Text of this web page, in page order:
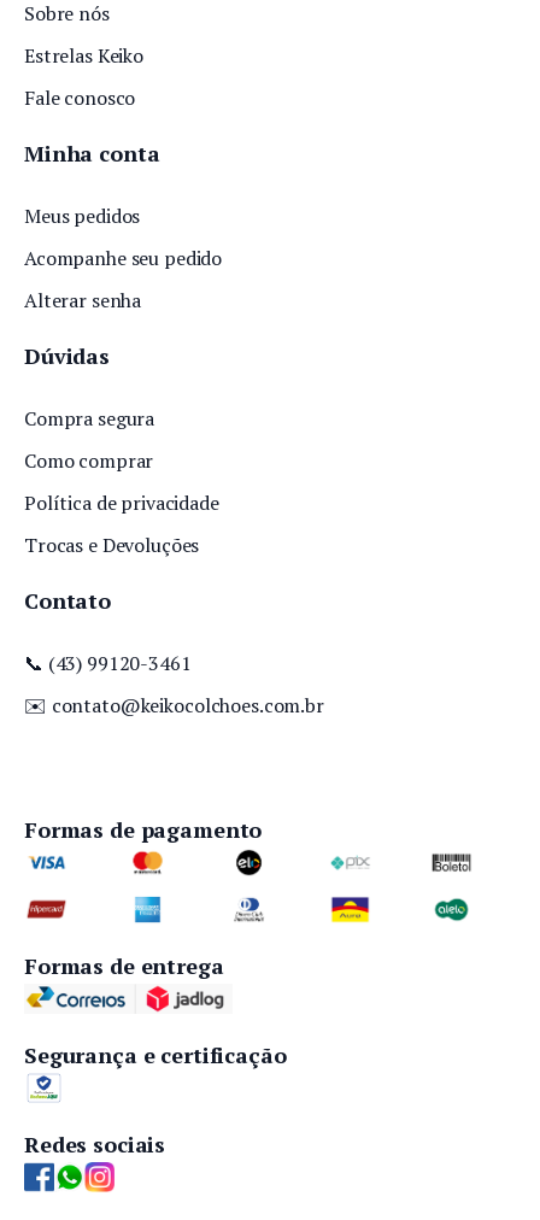
Sobre nós
Estrelas Keiko
Fale conosco
Minha conta
Meus pedidos
Acompanhe seu pedido
Alterar senha
Dúvidas
Compra segura
Como comprar
Política de privacidade
Trocas e Devoluções
Contato
📞 (43) 99120-3461
✉️ contato@keikocolchoes.com.br
Formas de pagamento
Formas de entrega
Segurança e certificação
Redes sociais